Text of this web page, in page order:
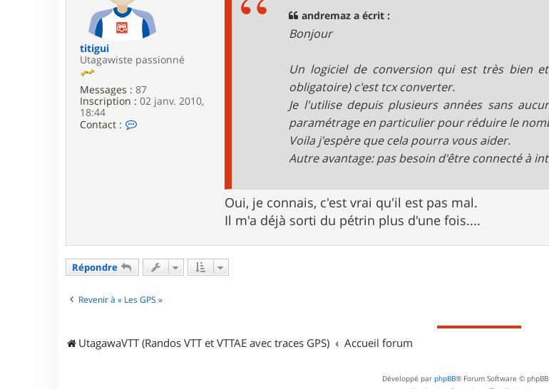
titigui
Utagawiste passionné
Messages : 87
Inscription : 02 janv. 2010,
18:44
Contact :
t
i
i
andremaz a écrit :
Bonjour
Un logiciel de conversion qui est très bien
obligatoire) c'est tcx converter.
Je l'utilise depuis plusieurs années sans
paramétrage en particulier pour réduire le
Voila j'espère que cela pourra vous aider.
Autre avantage: pas besoin d'être connecté à
Oui, je connais, c'est vrai qu'il est pas mal.
Il m'a déjà sorti du pétrin plus d'une fois....
Répondre
Revenir à « Les GPS »
UtagawaVTT (Randos VTT et VTTAE avec traces GPS) Accueil forum
Développé par phpBB® Forum Software ©